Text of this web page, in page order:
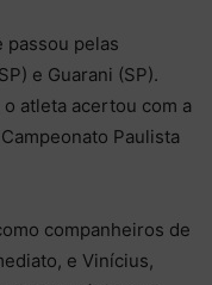
passou pelas
e Guarani (SP).
atleta acertou com a
Paulista
companheiros de
e Vinícius,